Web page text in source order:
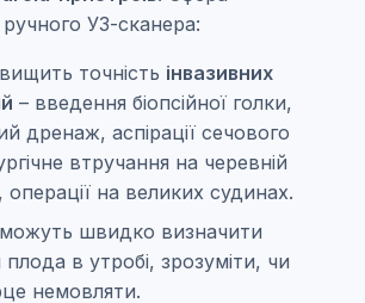
УЗ-сканера:
точність інвазивних
– введення біопсійної голки,
дренаж, аспірації сечового
втручання на черевній
на великих судинах.
швидко визначити
в утробі, зрозуміти, чи
немовляти.